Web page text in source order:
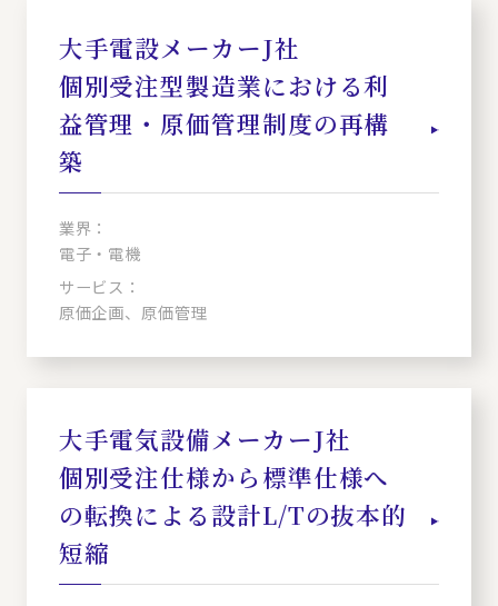
大手電設メーカーJ社
個別受注型製造業における利
益管理・原価管理制度の再構
築
業界：
電子・電機
サービス：
原価企画、原価管理
大手電気設備メーカーJ社
個別受注仕様から標準仕様へ
の転換による設計L/Tの抜本的
短縮